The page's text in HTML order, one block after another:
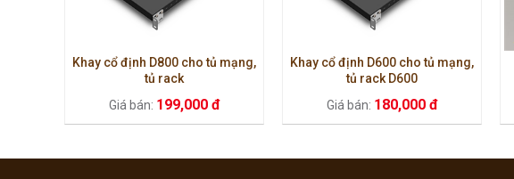
Khay cổ định D800 cho tủ mạng,
tủ rack
Giá bán: 199,000 đ
Khay cổ định D600 cho tủ mạng,
tủ rack D600
Giá bán: 180,000 đ